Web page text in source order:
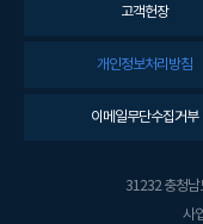
고객헌장
개인정보처리방침
이메일무단수집거부
31232 충청남
사